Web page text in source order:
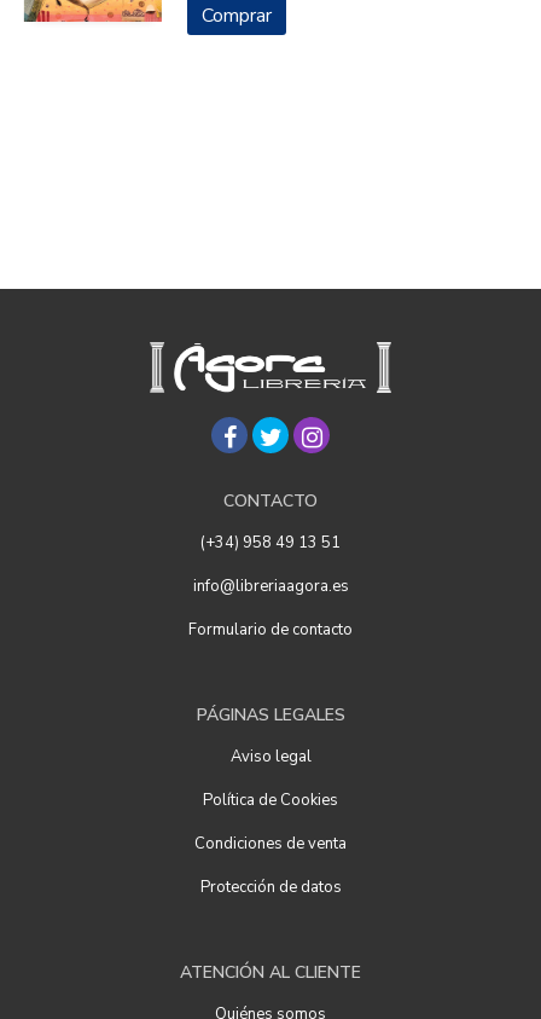
Comprar
CONTACTO
(+34) 958 49 13 51
info@libreriaagora.es
Formulario de contacto
PÁGINAS LEGALES
Aviso legal
Política de Cookies
Condiciones de venta
Protección de datos
ATENCIÓN AL CLIENTE
Quiénes somos